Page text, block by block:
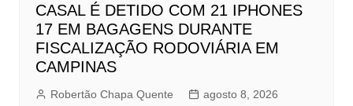
CASAL É DETIDO COM 21 IPHONES
17 EM BAGAGENS DURANTE
FISCALIZAÇÃO RODOVIÁRIA EM
CAMPINAS
Robertão Chapa Quente
agosto 8, 2026